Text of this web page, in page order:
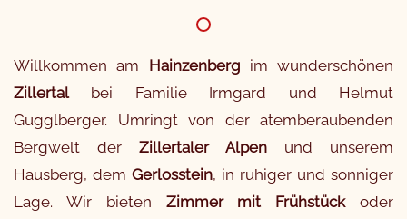
Willkommen am Hainzenberg im wunderschönen
Zillertalbei Familie Irmgard und Helmut
Gugglberger. Umringt von der atemberaubenden
Bergwelt der Zillertaler Alpen und unserem
Hausberg, dem Gerlosstein, in ruhiger und sonniger
Lage. Wir bieten Zimmer mit Frühstückoder